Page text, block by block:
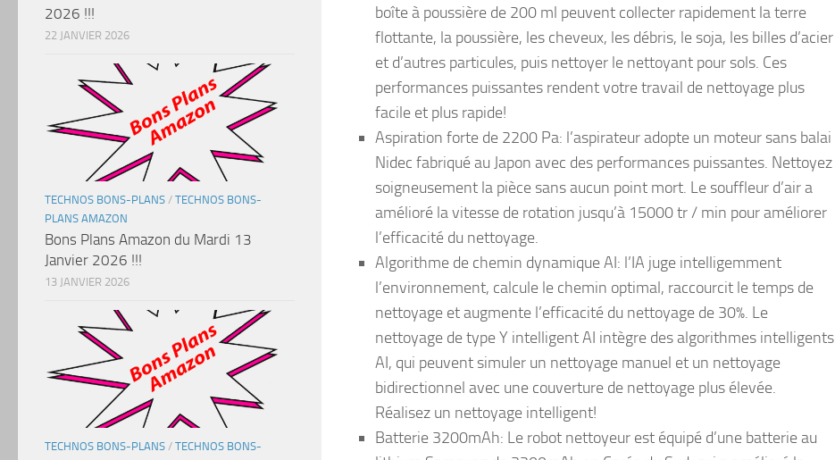
boîte à poussière de 200 ml peuvent collecter rapidement la terre
flottante, la poussière, les cheveux, les débris, le soja, les billes d’acier
et d’autres particules, puis nettoyer le nettoyant pour sols. Ces
performances puissantes rendent votre travail de nettoyage plus
facile et plus rapide!
Aspiration forte de 2200 Pa: l’aspirateur adopte un moteur sans balai
Nidec fabriqué au Japon avec des performances puissantes. Nettoyez
soigneusement la pièce sans aucun point mort. Le souffleur d’air a
amélioré la vitesse de rotation jusqu’à 15000 tr / min pour améliorer
l’efficacité du nettoyage.
Algorithme de chemin dynamique AI: l’IA juge intelligemment
l’environnement, calcule le chemin optimal, raccourcit le temps de
nettoyage et augmente l’efficacité du nettoyage de 30%. Le
nettoyage de type Y intelligent AI intègre des algorithmes intelligents
AI, qui peuvent simuler un nettoyage manuel et un nettoyage
bidirectionnel avec une couverture de nettoyage plus élevée.
Réalisez un nettoyage intelligent!
Batterie 3200mAh: Le robot nettoyeur est équipé d’une batterie au
2026 !!!
22 JANVIER 2026
TECHNOS BONS-PLANS / TECHNOS BONS-
PLANS AMAZON
Bons Plans Amazon du Mardi 13
Janvier 2026 !!!
13 JANVIER 2026
TECHNOS BONS-PLANS / TECHNOS BONS-